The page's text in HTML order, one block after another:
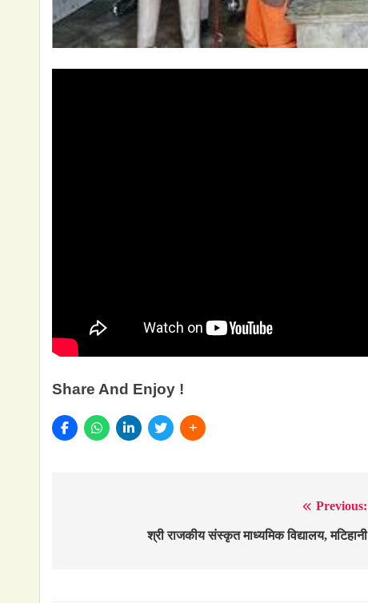
Share And Enjoy !
navigation
Previous:
श्री राजकीय संस्कृत माध्यमिक विद्यालय, मटिहानी